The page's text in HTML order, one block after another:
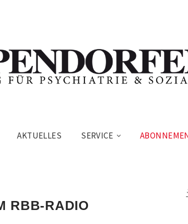
AKTUELLES SERVICE
RBB-RADIO